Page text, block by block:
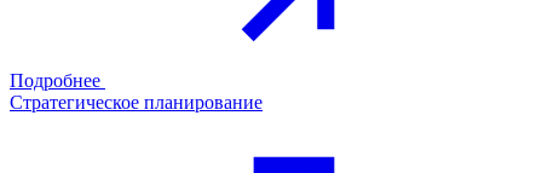
Подробнее
Стратегическое планирование